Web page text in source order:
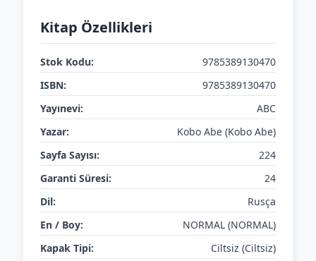
Kitap Özellikleri
Stok Kodu:
9785389130470
ISBN:
9785389130470
Yayınevi:
ABC
Yazar:
Kobo Abe (Kobo Abe)
Sayfa Sayısı:
224
Garanti Süresi:
24
Dil:
Rusça
En / Boy:
NORMAL (NORMAL)
Kapak Tipi:
Ciltsiz (Ciltsiz)